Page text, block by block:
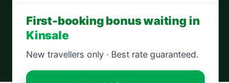
First-booking bonus waiting in
Kinsale
New travellers only · Best rate guaranteed.